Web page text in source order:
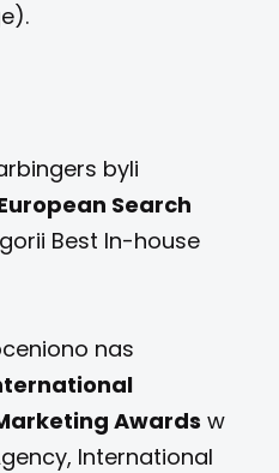
byli
Search
Best In-house
nas
Awards w
International